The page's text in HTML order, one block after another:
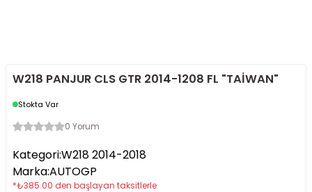
W218 PANJUR CLS GTR 2014-1208 FL "TAİWAN"
Stokta Var
0 Yorum
Kategori:W218 2014-2018
Marka:AUTOGP
*₺385.00 den başlayan taksitlerle